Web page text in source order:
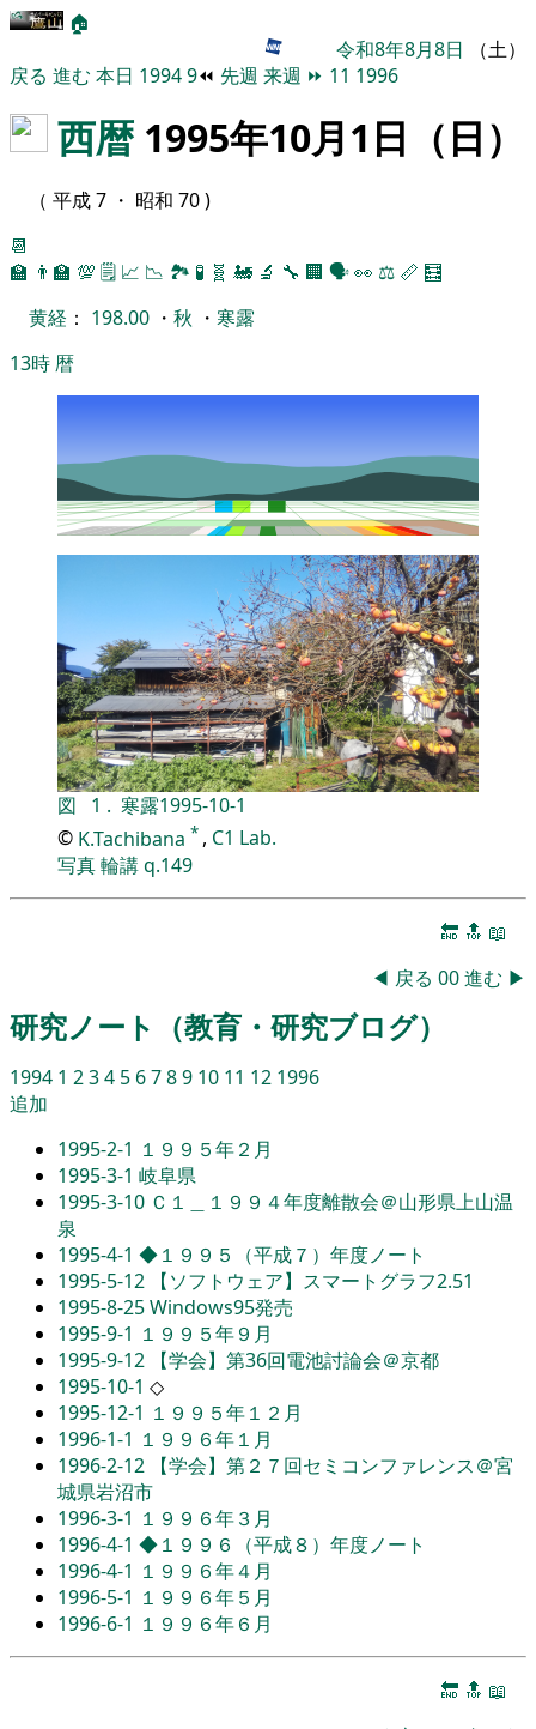
🏠
令和8年8月8日 （土）
戻る 進む 本日 19949⏪ 先週 来週 ⏩ 11 1996
西暦 1995年10月1日（日）
（ 平成 7 ・ 昭和 70 )
📆
🏫 👨‍🏫 💯 🗒️ 📈 📉 🏞 🧪 🧬 🚂 🔬 🔧 🏢 🗣️👀 ⚖️ 📏 🧮
黄経 ： 198.00 ・ 秋 ・ 寒露
13時 暦
図 1 . 寒露1995-10-1
© K.Tachibana * , C1 Lab.
写真輪講q.149
🔚 🔝 📖
◀ 戻る 00進む ▶
研究ノート（教育・研究ブログ）
1994 1 234 5 6789 10 11 12 1996
追加
1995-2-1 １９９５年２月
1995-3-1 岐阜県
1995-3-10 Ｃ１＿１９９４年度離散会＠山形県上山温
泉
1995-4-1 ◆１９９５（平成７）年度ノート
1995-5-12
【ソフトウェア】スマートグラフ2.51
1995-8-25Windows95発売
1995-9-1 １９９５年９月
1995-9-12
【学会】第36回電池討論会＠京都
1995-10-1 ◇
1995-12-1 １９９５年１２月
1996-1-1 １９９６年１月
1996-2-12
【学会】第２７回セミコンファレンス＠宮
城県岩沼市
1996-3-1 １９９６年３月
1996-4-1 ◆１９９６（平成８）年度ノート
1996-4-1 １９９６年４月
1996-5-1 １９９６年５月
1996-6-1 １９９６年６月
🔚 🔝 📖